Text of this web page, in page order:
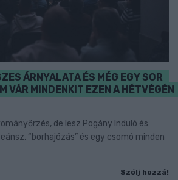
ÁRNYALATA ÉS MÉG EGY SOR
VÁR MINDENKIT EZEN A HÉTVÉGÉN
de lesz Pogány Induló és
“borhajózás” és egy csomó minden
Szólj hozzá!